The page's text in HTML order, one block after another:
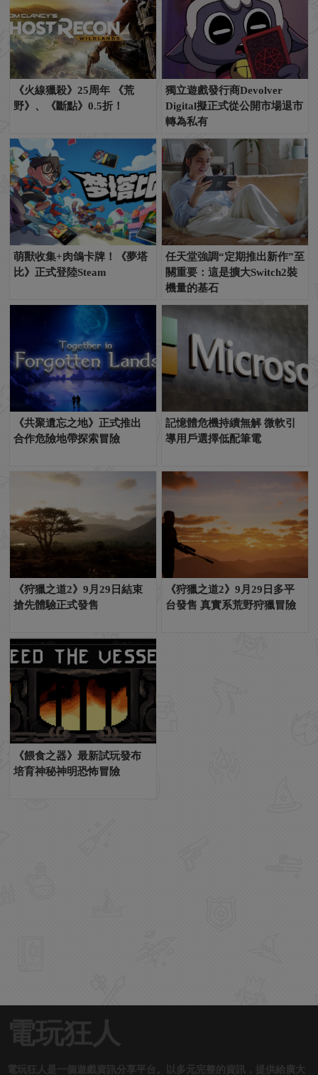
《火線獵殺》25周年 《荒
野》、《斷點》0.5折！
獨立遊戲發行商Devolver
Digital擬正式從公開市場退市
轉為私有
萌獸收集+肉鴿卡牌！《夢塔
比》正式登陸Steam
任天堂強調“定期推出新作”至
關重要：這是擴大Switch2裝
機量的基石
《共聚遺忘之地》正式推出
合作危險地帶探索冒險
記憶體危機持續無解 微軟引
導用戶選擇低配筆電
《狩獵之道2》9月29日結束
搶先體驗正式發售
《狩獵之道2》9月29日多平
台發售 真實系荒野狩獵冒險
《餵食之器》最新試玩發布
培育神秘神明恐怖冒險
電玩狂人
電玩狂人是一個遊戲資訊分享平台。以多元完整的資訊，提供給廣大